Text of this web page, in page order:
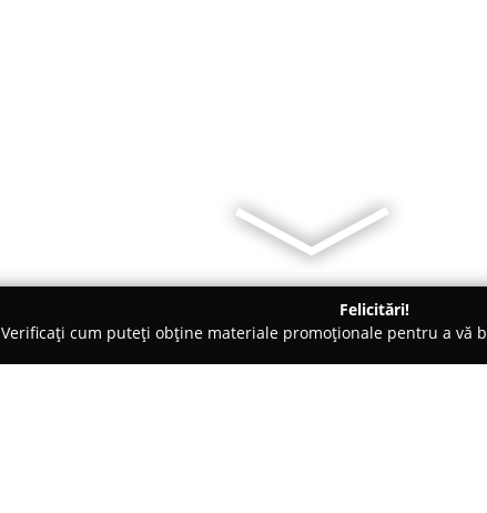
Felicitări!
Verificați cum puteți obține materiale promoționale pentru a vă